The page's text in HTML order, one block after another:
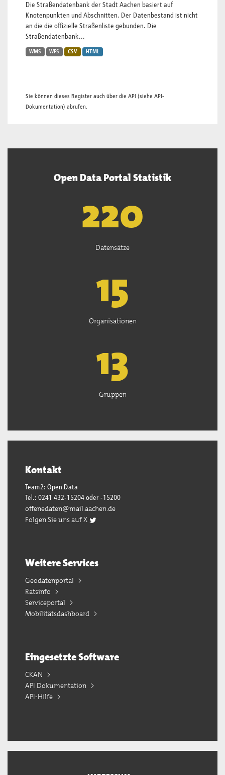
Die Straßendatenbank der Stadt Aachen basiert auf
Knotenpunkten und Abschnitten. Der Datenbestand ist nicht
an die die offizielle Straßenliste gebunden. Die
Straßendatenbank...
WMS WFS CSV HTML
Sie können dieses Register auch über die API (siehe API-
Dokumentation) abrufen.
Open Data Portal Statistik
222
Datensätze
15
Organisationen
13
Gruppen
Kontakt
Team2: Open Data
Tel.: 0241 432-15204 oder -15200
offenedaten@mail.aachen.de
Folgen Sie uns auf X
Weitere Services
Geodatenportal
Ratsinfo
Serviceportal
Mobilitätsdashboard
Eingesetzte Software
CKAN
API Dokumentation
API-Hilfe